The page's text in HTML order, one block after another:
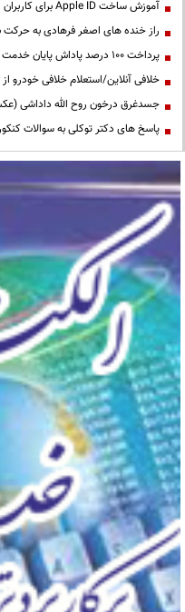
آموزش ساخت Apple ID برای کاربران ایرانی
راز خنده های اصغر فرهادی به حرکت
پرداخت ۱۰۰ درصد پاداش پایان خدمت فرهنگیان
خلافی آنلاین/استعلام خلافی خودرو
جسدغرق درخون روح الله داداشی
پاسخ های دکتر توکلی به سوالات